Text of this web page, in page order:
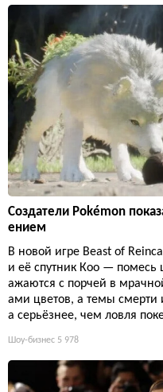
Создатели Pokémon
ением
В новой игре Beast of
и её спутник Кoo —
ажаются с порчей в
ами цветов, а темы смерти
а серьёзнее, чем ловля
Шоу-бизнес 5 978